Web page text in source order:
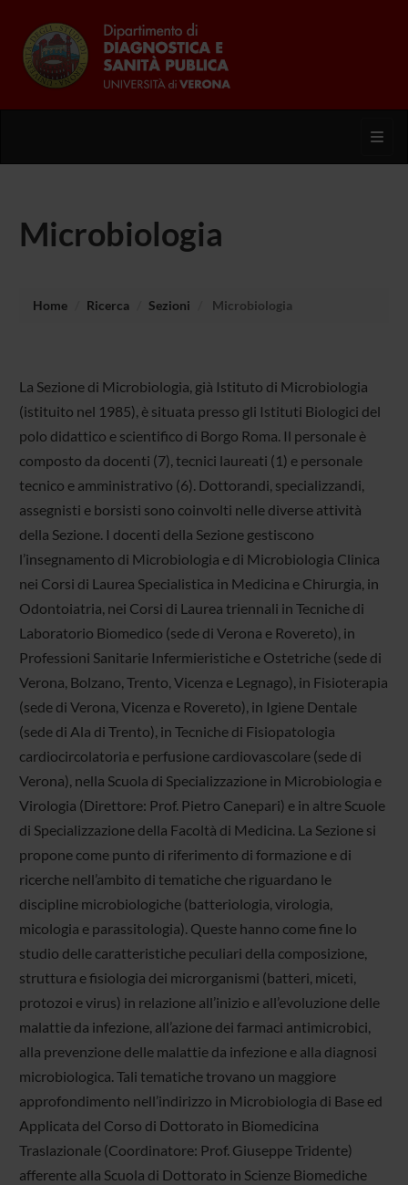
Microbiologia
Home Ricerca Sezioni Microbiologia
La Sezione di Microbiologia, già Istituto di Microbiologia
(istituito nel 1985), è situata presso gli Istituti Biologici del
polo didattico e scientifico di Borgo Roma. Il personale è
composto da docenti (7), tecnici laureati (1) e personale
tecnico e amministrativo (6). Dottorandi, specializzandi,
assegnisti e borsisti sono coinvolti nelle diverse attività
della Sezione. I docenti della Sezione gestiscono
l’insegnamento di Microbiologia e di Microbiologia Clinica
nei Corsi di Laurea Specialistica in Medicina e Chirurgia, in
Odontoiatria, nei Corsi di Laurea triennali in Tecniche di
Laboratorio Biomedico (sede di Verona e Rovereto), in
Professioni Sanitarie Infermieristiche e Ostetriche (sede di
Verona, Bolzano, Trento, Vicenza e Legnago), in Fisioterapia
(sede di Verona, Vicenza e Rovereto), in Igiene Dentale
(sede di Ala di Trento), in Tecniche di Fisiopatologia
cardiocircolatoria e perfusione cardiovascolare (sede di
Verona), nella Scuola di Specializzazione in Microbiologia e
Virologia (Direttore: Prof. Pietro Canepari) e in altre Scuole
di Specializzazione della Facoltà di Medicina. La Sezione si
propone come punto di riferimento di formazione e di
ricerche nell’ambito di tematiche che riguardano le
discipline microbiologiche (batteriologia, virologia,
micologia e parassitologia). Queste hanno come fine lo
studio delle caratteristiche peculiari della composizione,
struttura e fisiologia dei microrganismi (batteri, miceti,
protozoi e virus) in relazione all’inizio e all’evoluzione delle
malattie da infezione, all’azione dei farmaci antimicrobici,
alla prevenzione delle malattie da infezione e alla diagnosi
microbiologica. Tali tematiche trovano un maggiore
approfondimento nell’indirizzo in Microbiologia di Base ed
Applicata del Corso di Dottorato in Biomedicina
Traslazionale (Coordinatore: Prof. Giuseppe Tridente)
afferente alla Scuola di Dottorato in Scienze Biomediche